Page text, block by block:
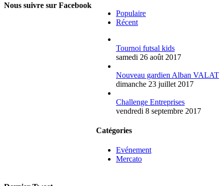
Populaire
Récent
Tournoi futsal kids
samedi 26 août 2017
Nouveau gardien Alban VALAT
dimanche 23 juillet 2017
Challenge Entreprises
vendredi 8 septembre 2017
Catégories
Evénement
Mercato
Nous suivre sur Facebook